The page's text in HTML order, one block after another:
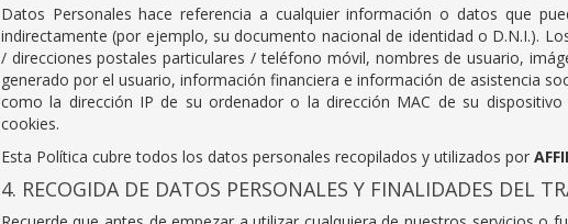
Datos Personales hace referencia a cualquier información o datos que
indirectamente (por ejemplo, su documento nacional de identidad o D.N.I.).
/ direcciones postales particulares / teléfono móvil, nombres de usuario,
generado por el usuario, información financiera e información de asistencia
como la dirección IP de su ordenador o la dirección MAC de su
cookies.
Esta Política cubre todos los datos personales recopilados y utilizados por
4. RECOGIDA DE DATOS PERSONALES Y FINALIDADES DEL